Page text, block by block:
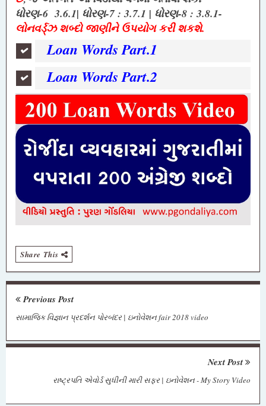
ધોરણ-6 3.6.1| ધોરણ-7 :3.7.1 | ધોરણ-8 :3.8.1-
લોનવર્ડ્ઝ શબ્દો જાણીને ઉપયોગ કરી શકશે.
Loan Words Part.1
Loan Words Part.2
Share This
Previous Post
સામાજિક વિજ્ઞાન પ્રદર્શન પોરબંદર | ઇનોવેશન fair 2018 video
Next Post
રાષ્ટ્રપતિ એવોર્ડ સુધીની મારી સફર | ઇનોવેશન - My Story Video